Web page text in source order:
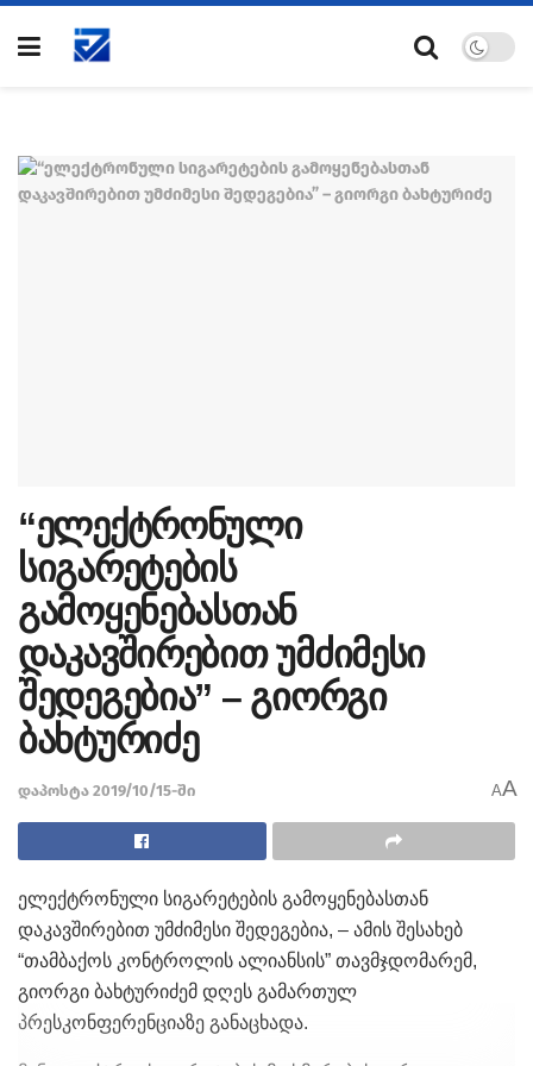
“ელექტრონული
სიგარეტების
გამოყენებასთან
დაკავშირებით უმძიმესი
შედეგებია” – გიორგი
ბახტურიძე
დაპოსტა 2019/10/15-ში AA
ელექტრონული სიგარეტების გამოყენებასთან
დაკავშირებით უმძიმესი შედეგებია, – ამის შესახებ
“თამბაქოს კონტროლის ალიანსის” თავმჯდომარემ,
გიორგი ბახტურიძემ დღეს გამართულ
პრესკონფერენციაზე განაცხადა.